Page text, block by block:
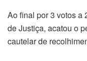
Ao final por 3 votos a
de Justiça, acatou o
cautelar de